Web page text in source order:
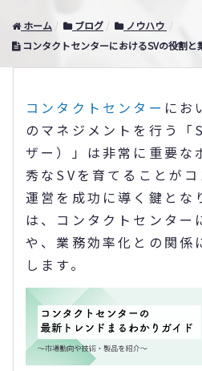
ホーム ブログ
ノウハウ
コンタクトセンターにおけるSVの役割と
コンタクトセンター にお
のマネジメントを行う「
ザー）」は非常に重要な
秀なSVを育てることが
運営を成功に導く鍵とな
は、コンタクトセンター
や、業務効率化との関係
します。